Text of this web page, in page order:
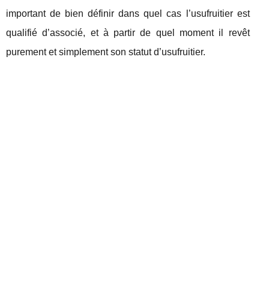
important de bien définir dans quel cas l’usufruitier est
qualifié d’associé, et à partir de quel moment il revêt
purement et simplement son statut d’usufruitier.